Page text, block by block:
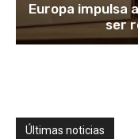
Europa impulsa
ser
Últimas noticias